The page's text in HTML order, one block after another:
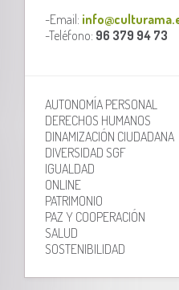
-Email:
-Teléfono: 96 379 94 73
AUTONOMÍA PERSONAL
DERECHOS HUMANOS
DINAMIZACIÓN CIUDADANA
DIVERSIDAD SGF
IGUALDAD
ONLINE
PATRIMONIO
PAZ Y COOPERACIÓN
SALUD
SOSTENIBILIDAD